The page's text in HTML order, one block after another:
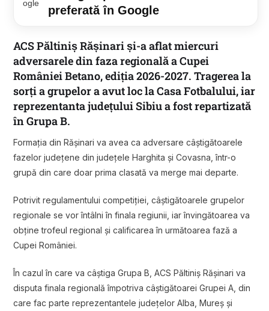
preferată în Google
ACS Păltiniș Rășinari și-a aflat miercuri
adversarele din faza regională a Cupei
României Betano, ediția 2026-2027. Tragerea la
sorți a grupelor a avut loc la Casa Fotbalului, iar
reprezentanta județului Sibiu a fost repartizată
în Grupa B.
Formația din Rășinari va avea ca adversare câștigătoarele
fazelor județene din județele Harghita și Covasna, într-o
grupă din care doar prima clasată va merge mai departe.
Potrivit regulamentului competiției, câștigătoarele grupelor
regionale se vor întâlni în finala regiunii, iar învingătoarea va
obține trofeul regional și calificarea în următoarea fază a
Cupei României.
În cazul în care va câștiga Grupa B, ACS Păltiniș Rășinari va
disputa finala regională împotriva câștigătoarei Grupei A, din
care fac parte reprezentantele județelor Alba, Mureș și